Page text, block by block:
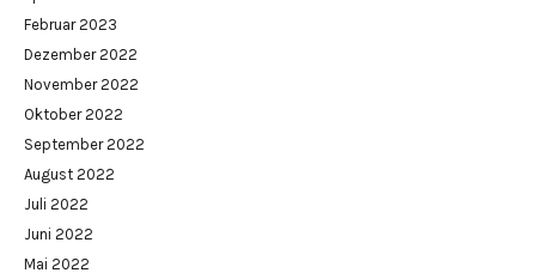
Februar 2023
Dezember 2022
November 2022
Oktober 2022
September 2022
August 2022
Juli 2022
Juni 2022
Mai 2022